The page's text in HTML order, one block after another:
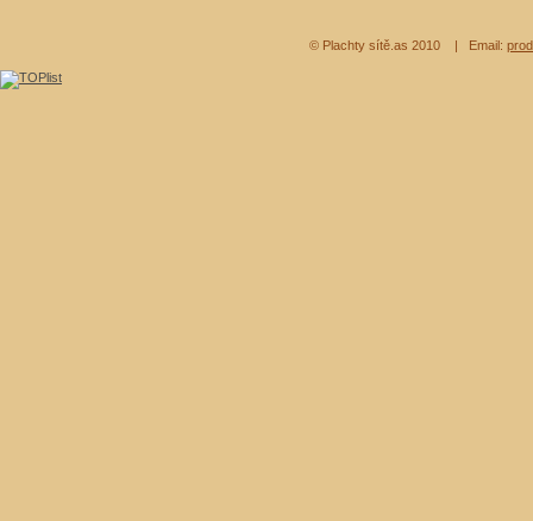
© Plachty sítě.as 2010 | Email: